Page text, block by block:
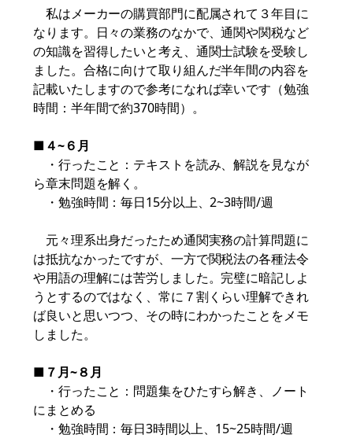
私はメーカーの購買部門に配属されて３年目に
なります。日々の業務のなかで、通関や関税など
の知識を習得したいと考え、通関士試験を受験し
ました。合格に向けて取り組んだ半年間の内容を
記載いたしますので参考になれば幸いです（勉強
時間：半年間で約370時間）。
■４~６月
・行ったこと：テキストを読み、解説を見なが
ら章末問題を解く。
・勉強時間：毎日15分以上、2~3時間/週
元々理系出身だったため通関実務の計算問題に
は抵抗なかったですが、一方で関税法の各種法令
や用語の理解には苦労しました。完璧に暗記しよ
うとするのではなく、常に７割くらい理解できれ
ば良いと思いつつ、その時にわかったことをメモ
しました。
■ ７月~８月
・行ったこと：問題集をひたすら解き、ノート
にまとめる
・勉強時間：毎日3時間以上、15~25時間/週